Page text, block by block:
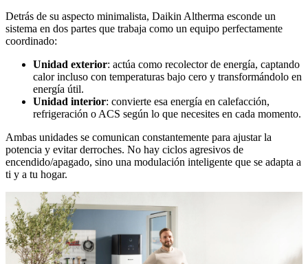
Detrás de su aspecto minimalista, Daikin Altherma esconde un
sistema en dos partes que trabaja como un equipo perfectamente
coordinado:
Unidad exterior: actúa como recolector de energía, captando
calor incluso con temperaturas bajo cero y transformándolo en
energía útil.
Unidad interior: convierte esa energía en calefacción,
refrigeración o ACS según lo que necesites en cada momento.
Ambas unidades se comunican constantemente para ajustar la
potencia y evitar derroches. No hay ciclos agresivos de
encendido/apagado, sino una modulación inteligente que se adapta a
ti y a tu hogar.